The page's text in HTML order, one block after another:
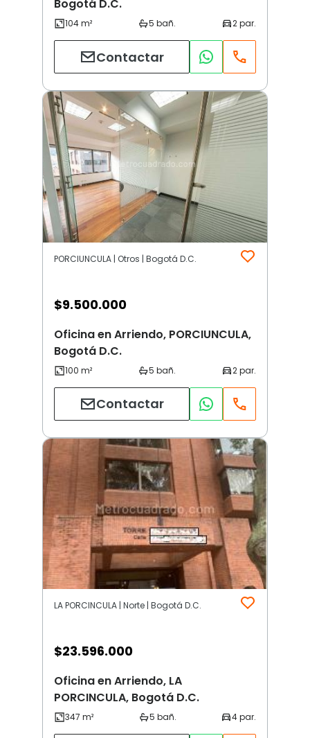
Bogotá D.C.
Contactar
PORCIUNCULA | Otros | Bogotá D.C.
$9.500.000
Oficina en Arriendo, PORCIUNCULA,
Bogotá D.C.
Contactar
LA PORCINCULA | Norte | Bogotá D.C.
$23.596.000
Oficina en Arriendo, LA
PORCINCULA, Bogotá D.C.